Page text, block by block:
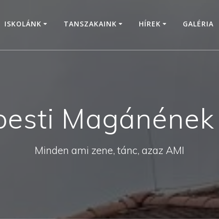
ISKOLÁNK TANSZAKAINK HÍREK GALÉRIA
Minden ami zene, tánc, azaz AMI